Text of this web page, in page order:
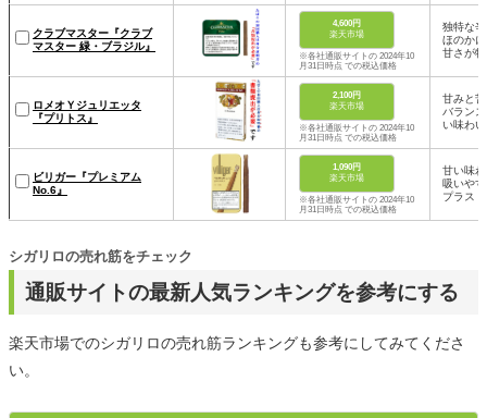
クラブマスター『クラブ
マスター 緑・ブラジル』
4,600円
楽天市場
※各社通販サイトの 2024年10
月31日時点 での税込価格
独特な
ほのか
甘さが
ロメオＹジュリエッタ
『プリトス』
2,100円
楽天市場
※各社通販サイトの 2024年10
月31日時点 での税込価格
甘みと
バラン
い味わい
ビリガー『プレミアム
No.6』
1,090円
楽天市場
※各社通販サイトの 2024年10
月31日時点 での税込価格
甘い味
吸いや
プラス
通販サイトの最新人気ランキングを参考にする
シガリロの売れ筋をチェック
楽天市場でのシガリロの売れ筋ランキングも参考にしてみてくださ
い。